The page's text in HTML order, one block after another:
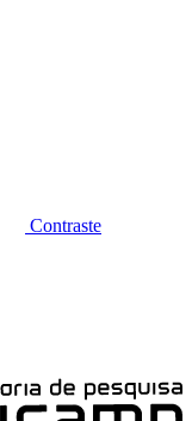
Contraste